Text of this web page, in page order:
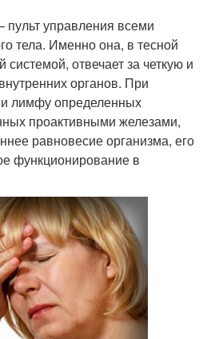
управления всеми
тела. Именно она, в тесной
отвечает за четкую и
органов. При
лимфу определенных
проактивными железами,
равновесие организма, его
функционирование в